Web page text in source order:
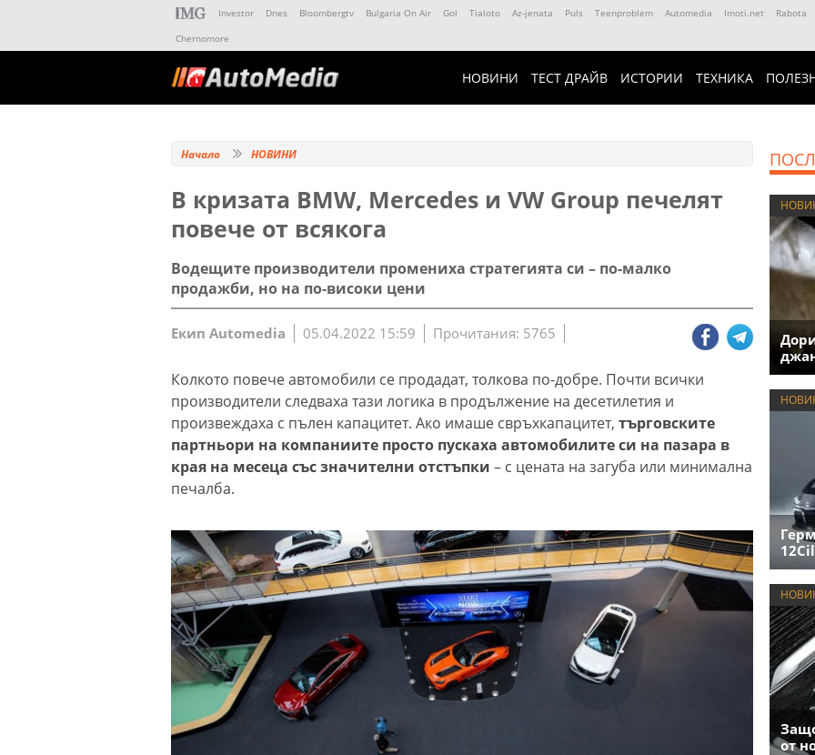
Investor Dnes Bloombergtv Bulgaria On Air Gol Tialoto Az-jenata Puls Teenproblem Automedia Imoti.net Rabota
Chernomore
НОВИНИ ТЕСТ ДРАЙВ ИСТОРИИ ТЕХНИКА
Начало НОВИНИ
В кризата BMW, Mercedes и VW Group печелят
повече от всякога
Водещите производители промениха стратегията си – по-малко
продажби, но на по-високи цени
Екип Automedia 05.04.2022 15:59 Прочитания: 5765
Колкото повече автомобили се продадат, толкова по-добре. Почти всички
производители следваха тази логика в продължение на десетилетия и
произвеждаха с пълен капацитет. Ако имаше свръхкапацитет, търговските
партньори на компаниите просто пускаха автомобилите си на пазара в
края на месеца със значителни отстъпки – с цената на загуба или минимална
печалба.
от